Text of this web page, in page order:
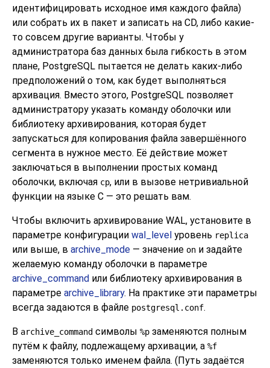
идентифицировать исходное имя каждого файла)
или собрать их в пакет и записать на CD, либо какие-
то совсем другие варианты. Чтобы у
администратора баз данных была гибкость в этом
плане, PostgreSQL пытается не делать каких-либо
предположений о том, как будет выполняться
архивация. Вместо этого, PostgreSQL позволяет
администратору указать команду оболочки или
библиотеку архивирования, которая будет
запускаться для копирования файла завершённого
сегмента в нужное место. Её действие может
заключаться в выполнении простых команд
оболочки, включая cp, или в вызове нетривиальной
функции на языке C — это решать вам.
Чтобы включить архивирование WAL, установите в
параметре конфигурации wal_level уровень replica
или выше, в archive_mode — значение on и задайте
желаемую команду оболочки в параметре
archive_command или библиотеку архивирования в
параметре archive_library. На практике эти параметры
всегда задаются в файле postgresql.conf.
В archive_command символы %p заменяются полным
путём к файлу, подлежащему архивации, а %f
заменяются только именем файла. (Путь задаётся